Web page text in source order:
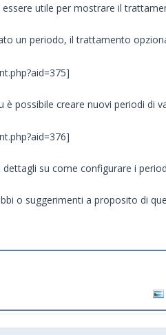
utile per mostrare il
un periodo, il trattamento
è possibile creare nuovi periodi di
su come configurare i
o suggerimenti a proposito di